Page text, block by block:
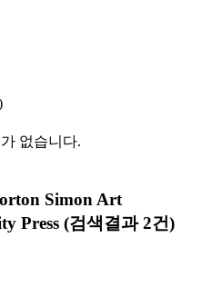
없습니다.
Simon Art
Press (검색결과 2건)